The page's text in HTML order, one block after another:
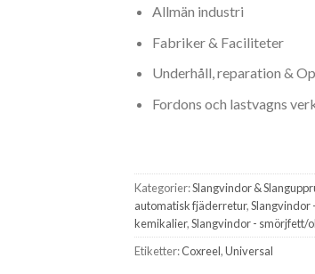
Allmän industri
Fabriker & Faciliteter
Underhåll, reparation &
Fordons och lastvagns
Kategorier:Slangvindor &
automatisk fjäderretur,Slangvindor
kemikalier,Slangvindor - smörjfett/
Etiketter:Coxreel,Universal